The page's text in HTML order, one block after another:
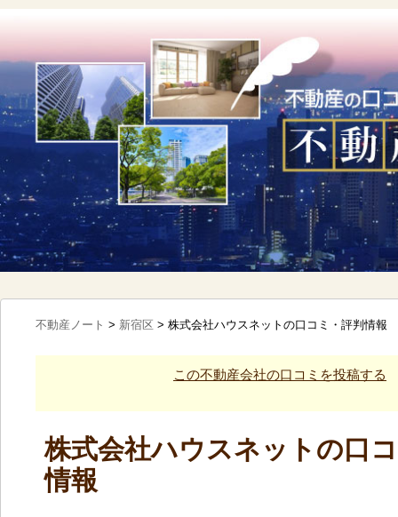
不動産ノート > 新宿区 > 株式会社ハウスネットの口コミ・評判情報
この不動産会社の口コミを投稿する
株式会社ハウスネットの口
情報